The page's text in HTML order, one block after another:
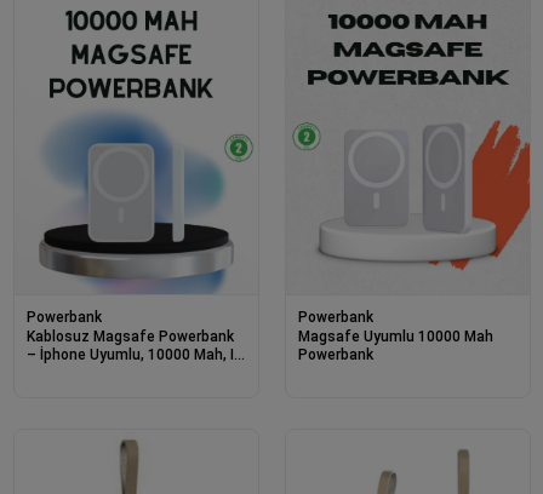
Powerbank
Kablosuz Magsafe Powerbank
– İphone Uyumlu, 10000 Mah, Isı
Powerbank
Magsafe Uyumlu 10000 Mah
Powerbank